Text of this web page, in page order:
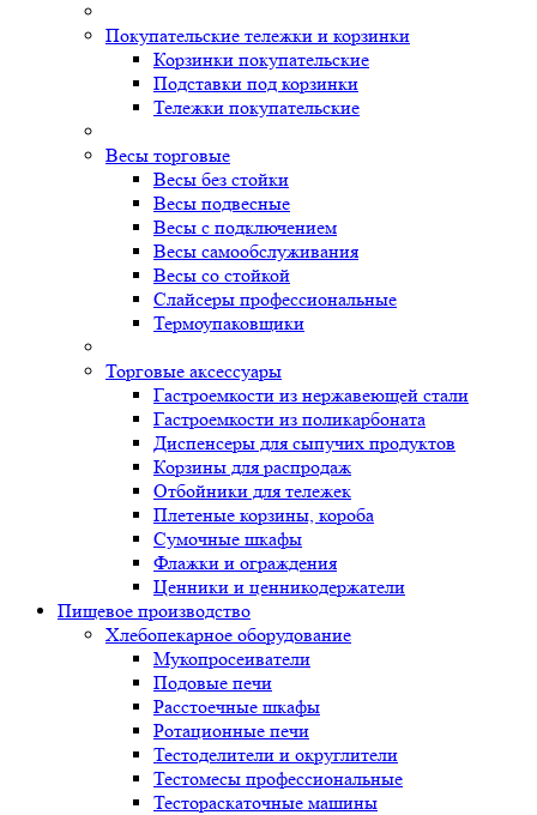
Покупательские тележки и корзинки
Корзинки покупательские
Подставки под корзинки
Тележки покупательские
Весы торговые
Весы без стойки
Весы подвесные
Весы с подключением
Весы самообслуживания
Весы со стойкой
Слайсеры профессиональные
Термоупаковщики
Торговые аксессуары
Гастроемкости из нержавеющей стали
Гастроемкости из поликарбоната
Диспенсеры для сыпучих продуктов
Корзины для распродаж
Отбойники для тележек
Плетеные корзины, короба
Сумочные шкафы
Флажки и ограждения
Ценники и ценникодержатели
Пищевое производство
Хлебопекарное оборудование
Мукопросеиватели
Подовые печи
Расстоечные шкафы
Ротационные печи
Тестоделители и округлители
Тестомесы профессиональные
Тестораскаточные машины